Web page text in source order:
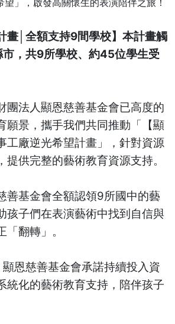
畫│全額支持9間學校】 本計畫觸
，共9所學校、約45位學生受
團法人顯恩慈善基金會已高度的
願景，攜手我們共同推動「【顯
工廠逆光希望計畫」，針對資源
提供完整的藝術教育資源支持。
善基金會全額認領9所國中的藝
孩子們在表演藝術中找到自信與
翻轉」。
恩慈善基金會承諾持續投入資
統化的藝術教育支持，陪伴孩子